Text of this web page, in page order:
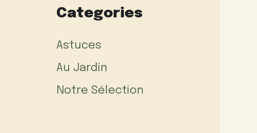
Categories
Astuces
Au Jardin
Notre Sélection